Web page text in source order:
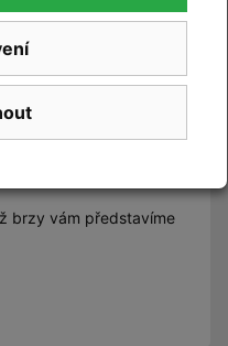
brzy vám představíme